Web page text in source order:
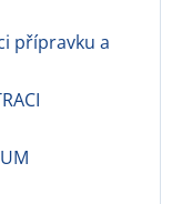
přípravku a